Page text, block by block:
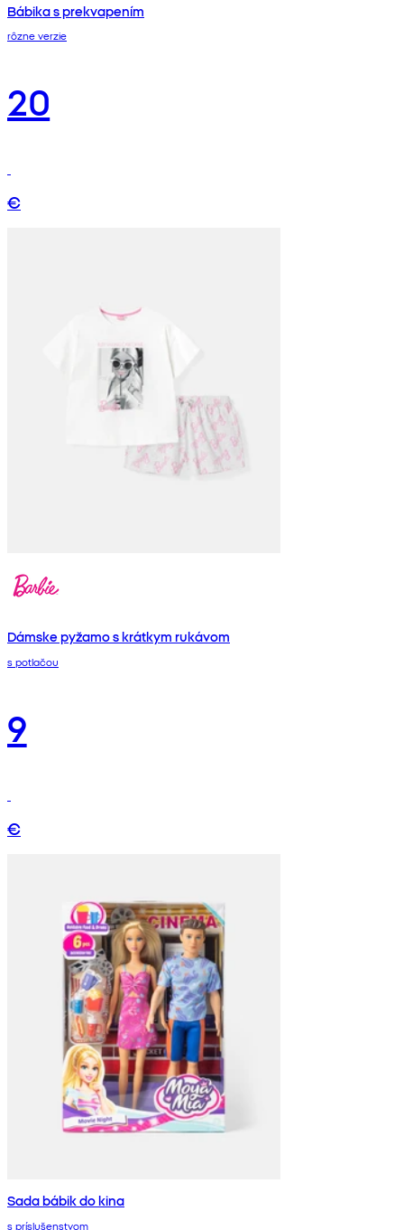
Bábika s prekvapením
rôzne verzie
20
€
Dámske pyžamo s krátkym rukávom
s potlačou
9
€
Sada bábik do kina
s príslušenstvom